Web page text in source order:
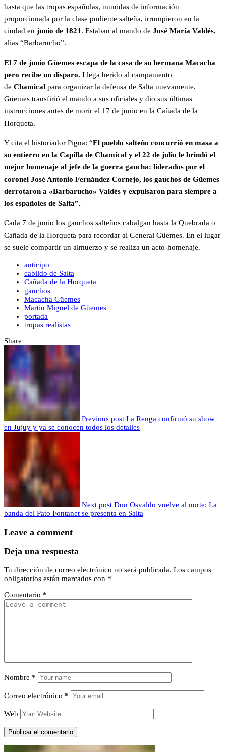
hasta que las tropas españolas, munidas de información
proporcionada por la clase pudiente salteña, irrumpieron en la
ciudad en junio de 1821 . Estaban al mando de José María Valdés,
alias “Barbarucho”.
El 7 de junio Güemes escapa de la casa de su hermana Macacha
pero recibe un disparo. Llega herido al campamento
de Chamical para organizar la defensa de Salta nuevamente.
Güemes transfirió el mando a sus oficiales y dio sus últimas
instrucciones antes de morir el 17 de junio en la Cañada de la
Horqueta.
Y cita el historiador Pigna: “El pueblo salteño concurrió en masa a
su entierro en la Capilla de Chamical y el 22 de julio le brindó el
mejor homenaje al jefe de la guerra gaucha: liderados por el
coronel José Antonio Fernández Cornejo, los gauchos de Güemes
derrotaron a «Barbarucho» Valdés y expulsaron para siempre a
los españoles de Salta”.
Cada 7 de junio los gauchos salteños cabalgan hasta la Quebrada o
Cañada de la Horqueta para recordar al General Güemes. En el lugar
se suele compartir un almuerzo y se realiza un acto-homenaje.
anticipo
cabildo de Salta
Cañada de la Horqueta
gauchos
Macacha Güemes
Martin Miguel de Güemes
portada
tropas realistas
Share
Previous post La Renga confirmó su show
en Jujuy y ya se conocen todos los detalles
Next post Don Osvaldo vuelve al norte: La
banda del Pato Fontanet se presenta en Salta
Leave a comment
Deja una respuesta
Tu dirección de correo electrónico no será publicada. Los campos
obligatorios están marcados con *
Comentario *
Nombre *
Correo electrónico *
Web